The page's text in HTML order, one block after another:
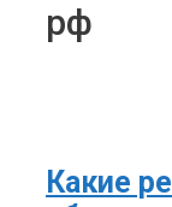
рф
Какие